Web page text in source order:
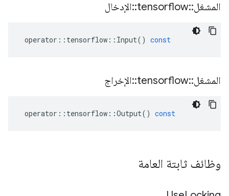
المشغل::
tensorflow
::الإدخال
operator :: tensorflow :: Input() const
المشغل::
tensorflow
::الإخراج
operator :: tensorflow ::Output() const
وظائف ثابتة العامة